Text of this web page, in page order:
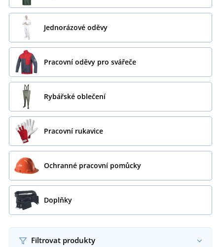
Jednorázové oděvy
Pracovní oděvy pro svářeče
Rybářské oblečení
Pracovní rukavice
Ochranné pracovní pomůcky
Doplňky
Filtrovat produkty